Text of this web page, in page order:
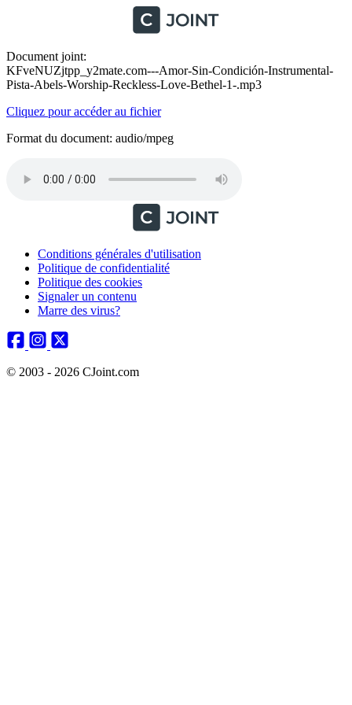
Document joint:
KFveNUZjtpp_y2mate.com---Amor-Sin-Condición-Instrumental-
Pista-Abels-Worship-Reckless-Love-Bethel-1-.mp3
Cliquez pour accéder au fichier
Format du document: audio/mpeg
Conditions générales d'utilisation
Politique de confidentialité
Politique des cookies
Signaler un contenu
Marre des virus?
© 2003 - 2026 CJoint.com